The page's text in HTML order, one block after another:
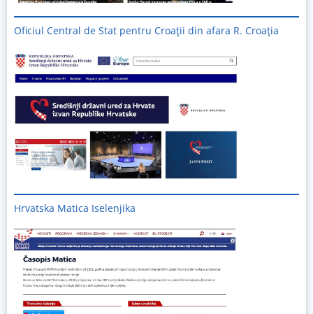
Oficiul Central de Stat pentru Croații din afara R. Croația
Hrvatska Matica Iselenjika